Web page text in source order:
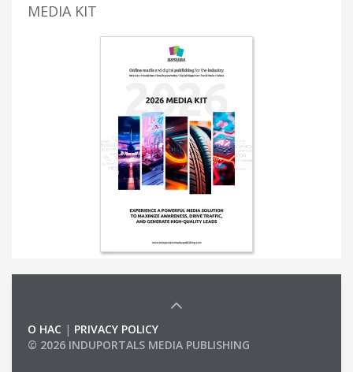
MEDIA KIT
О НАС | PRIVACY POLICY
© 2026 INDUPORTALS MEDIA PUBLISHING